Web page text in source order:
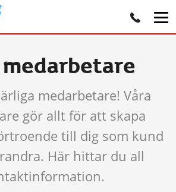
medarbetare! Våra
gör allt för att skapa
till dig som kund
Här hittar du all